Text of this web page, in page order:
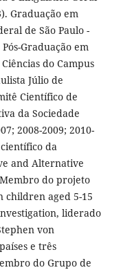
Graduação em
de São Paulo -
Graduação em
do Campus
Júlio de
Científico de
da Sociedade
2008-2009; 2010-
da
and Alternative
do projeto
children aged 5-15
liderado
von
e três
do Grupo de